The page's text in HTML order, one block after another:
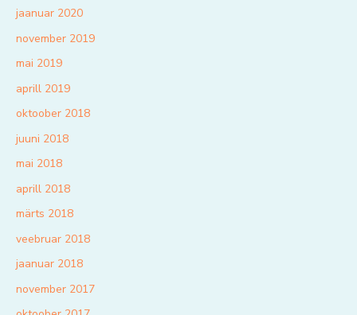
jaanuar 2020
november 2019
mai 2019
aprill 2019
oktoober 2018
juuni 2018
mai 2018
aprill 2018
märts 2018
veebruar 2018
jaanuar 2018
november 2017